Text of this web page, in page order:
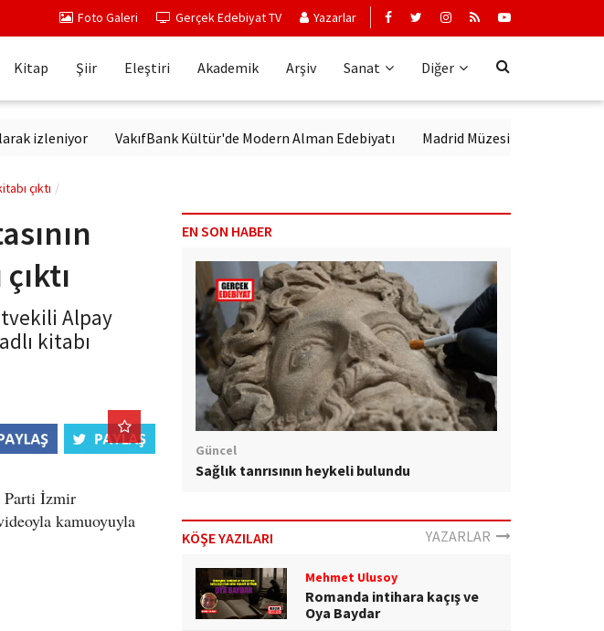
Foto Galeri Gerçek Edebiyat TV Yazarlar
Kitap Şiir Eleştiri Akademik Arşiv Sanat Diğer
izleniyor VakıfBank Kültür'de Modern Alman Edebiyatı Madrid Müzesi Picasso'yu ‘Afrika
çıktı
Alpay
kitabı
Parti İzmir
kamuoyuyla
EN SON HABER
Güncel
Sağlık tanrısının heykeli bulundu
KÖŞE YAZILARI YAZARLAR
Mehmet Ulusoy
Romanda intihara kaçış ve
Oya Baydar